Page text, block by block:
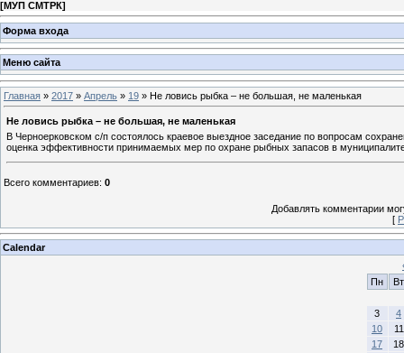
[МУП СМТРК]
Форма входа
Меню сайта
Главная » 2017 » Апрель » 19 » Не ловись рыбка – не большая, не маленькая
Не ловись рыбка – не большая, не маленькая
В Черноерковском с/п состоялось краевое выездное заседание по вопросам
оценка эффективности принимаемых мер по охране рыбных запасов в
Всего комментариев: 0
Добавлять комментарии
[
Calendar
Пн
Вт
3
4
10
11
17
18